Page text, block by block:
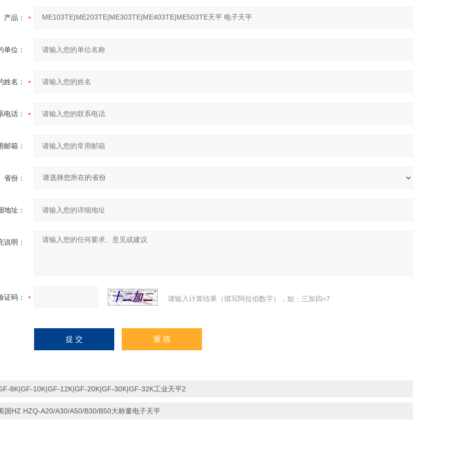
产品：
单位：
姓名：
电话：
邮箱：
省份：
地址：
说明：
证码： 请输入计算结果（填写阿拉伯数字），如：三加四=7
8K|GF-10K|GF-12K|GF-20K|GF-30K|GF-32K工业天平2
国HZ HZQ-A20/A30/A50/B30/B50大称量电子天平